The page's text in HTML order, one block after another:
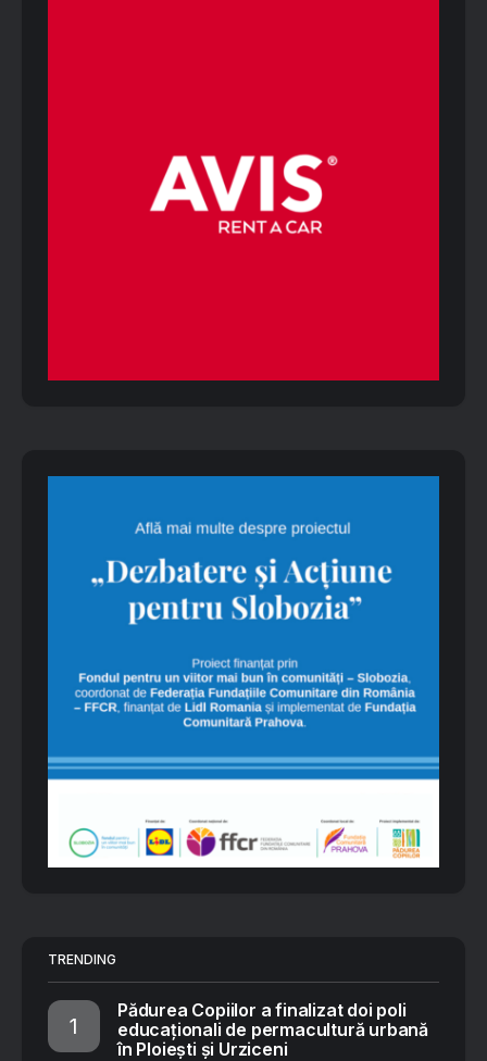
TRENDING
Pădurea Copiilor a finalizat doi poli
educaționali de permacultură urbană
în Ploiești și Urziceni